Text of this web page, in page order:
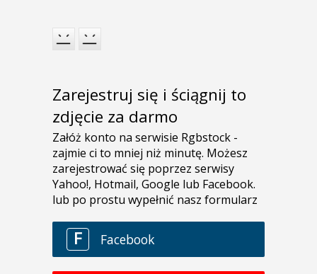
Zarejestruj się i ściągnij to
zdjęcie za darmo